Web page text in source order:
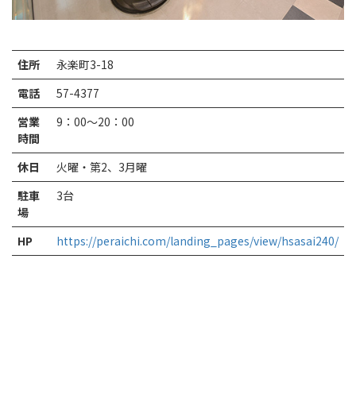
住所
永楽町3-18
電話
57-4377
営業
時間
9：00〜20：00
休日
火曜・第2、3月曜
駐車
場
3台
HP https://peraichi.com/landing_pages/view/hsasai240/